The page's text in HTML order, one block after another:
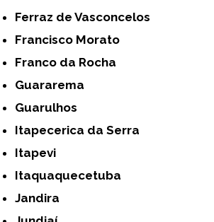
Ferraz de Vasconcelos
Francisco Morato
Franco da Rocha
Guararema
Guarulhos
Itapecerica da Serra
Itapevi
Itaquaquecetuba
Jandira